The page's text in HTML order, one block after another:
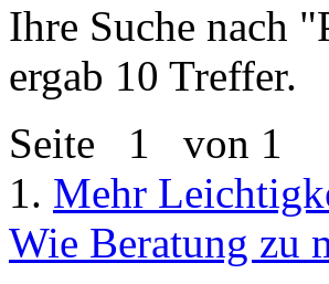
Ihre Suche nach "
ergab 10 Treffer.
Seite 1 von 1
1. Mehr
Wie Beratung zu